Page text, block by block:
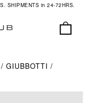
SHIPMENTS in 24-72HRS.
GIUBBOTTI